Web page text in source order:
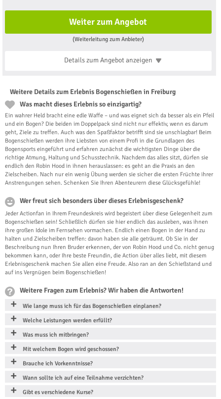
Weiter zum Angebot
(Weiterleitung zum Anbieter)
Details zum Angebotanzeigen
Weitere Details zum Erlebnis Bogenschießen in Freiburg
Was macht dieses Erlebnis so einzigartig?
Ein wahrer Held bracht eine edle Waffe – und was eignet sich da besser als ein Pfeil
und ein Bogen? Die beiden im Doppelpack sind nicht nur effektiv, wenn es darum
geht, Ziele zu treffen. Auch was den Spaßfaktor betrifft sind sie unschlagbar! Beim
Bogenschießen werden ihre Liebsten von einem Profi in die Grundlagen des
Bogensports eingeführt und erfahren zunächst die wichtigsten Dinge über die
richtige Atmung, Haltung und Schusstechnik. Nachdem das alles sitzt, dürfen sie
endlich den Robin Hood in ihnen herauslassen: es geht an die Praxis an den
Zielscheiben. Nach nur ein wenig Übung werden sie sicher die ersten Früchte ihrer
Anstrengungen sehen. Schenken Sie Ihren Abenteurern diese Glücksgefühle!
Wer freut sich besonders über dieses Erlebnisgeschenk?
Jeder Actionfan in Ihrem Freundeskreis wird begeistert über diese Gelegenheit zum
Bogenschießen sein! Schließlich dürfen sie hier endlich das ausleben, was ihnen
ihre großen Idole im Fernsehen vormachen. Endlich einen Bogen in der Hand zu
halten und Zielscheiben treffen: davon haben sie alle geträumt. Ob Sie in der
Beschreibung nun Ihren Bruder erkennen, der von Robin Hood und Co. nicht genug
bekommen kann, oder Ihre beste Freundin, die Action über alles liebt, mit diesem
Erlebnisgeschenk machen Sie allen eine Freude. Also ran an den Schießstand und
auf ins Vergnügen beim Bogenschießen!
Weitere Fragen zum Erlebnis? Wir haben die Antworten!
Wie lange muss ich für das Bogenschießen einplanen?
Welche Leistungen werden erfüllt?
Was muss ich mitbringen?
Mit welchem Bogen wird geschossen?
Brauche ich Vorkenntnisse?
Wann sollte ich auf eine Teilnahme verzichten?
Gibt es verschiedene Kurse?